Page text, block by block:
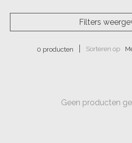
Filters
0 producten Sorteren op
Geen producten